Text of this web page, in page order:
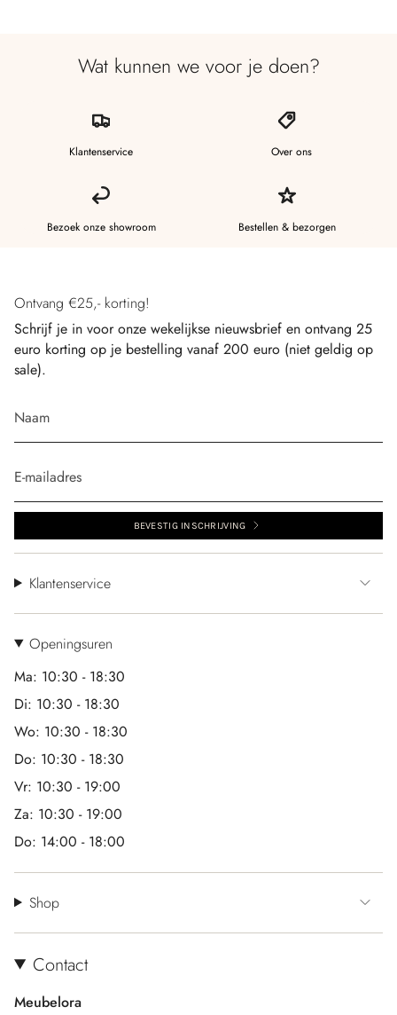
Wat kunnen we voor je doen?
Klantenservice Over ons
Bezoek onze showroom Bestellen & bezorgen
Ontvang €25,- korting!
Schrijf je in voor onze wekelijkse nieuwsbrief en ontvang 25
euro korting op je bestelling vanaf 200 euro (niet geldig op
sale).
BEVESTIG INSCHRIJVING
Klantenservice
Openingsuren
Ma: 10:30 - 18:30
Di: 10:30 - 18:30
Wo: 10:30 - 18:30
Do: 10:30 - 18:30
Vr: 10:30 - 19:00
Za: 10:30 - 19:00
Do: 14:00 - 18:00
Shop
Contact
Meubelora